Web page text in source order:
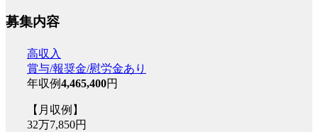
募集内容
高収入
賞与/報奨金/慰労金あり
年収例4,465,400円
【月収例】
32万7,850円